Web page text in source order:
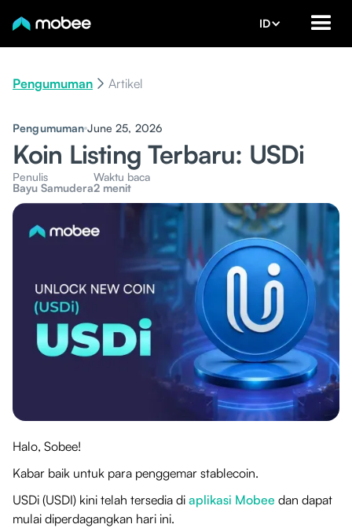
ID
Pengumuman Artikel
Pengumuman June 25, 2026
Koin Listing Terbaru: USDi
Penulis
Bayu Samudera
Waktu baca
2 menit
Halo, Sobee!
Kabar baik untuk para penggemar stablecoin.
USDi (USDI) kini telah tersedia di aplikasi Mobee dan dapat
mulai diperdagangkan hari ini.